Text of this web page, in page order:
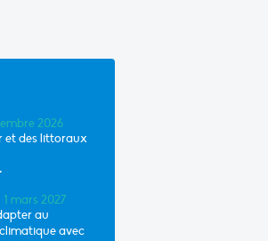
2026
et des littoraux
•
mars 2027
au
avec